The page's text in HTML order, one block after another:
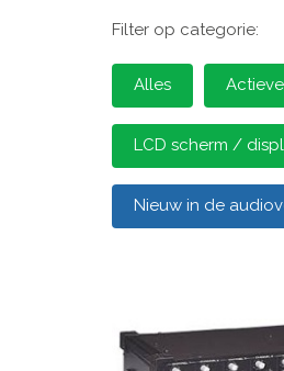
Filter op categorie:
Alles
LCD scherm /
Nieuw in de